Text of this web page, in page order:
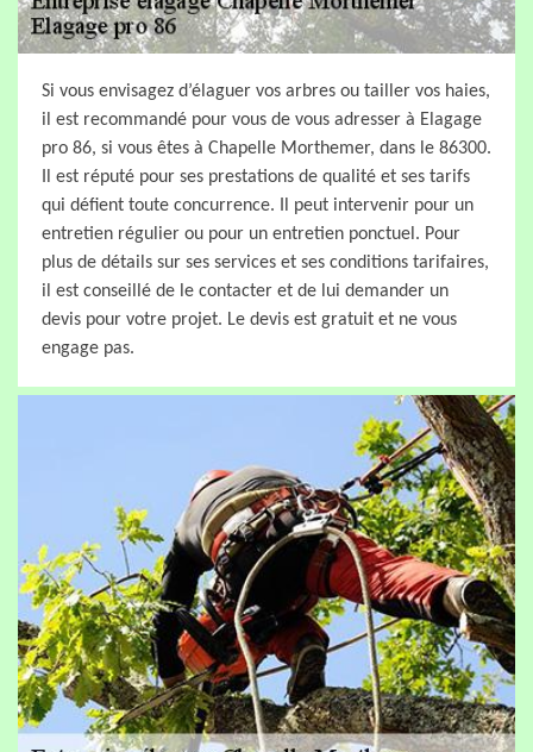
Si vous envisagez d’élaguer vos arbres ou tailler vos haies,
il est recommandé pour vous de vous adresser à Elagage
pro 86, si vous êtes à Chapelle Morthemer, dans le 86300.
Il est réputé pour ses prestations de qualité et ses tarifs
qui défient toute concurrence. Il peut intervenir pour un
entretien régulier ou pour un entretien ponctuel. Pour
plus de détails sur ses services et ses conditions tarifaires,
il est conseillé de le contacter et de lui demander un
devis pour votre projet. Le devis est gratuit et ne vous
engage pas.